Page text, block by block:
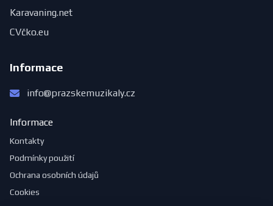
Karavaning.net
CVčko.eu
Informace
info@prazskemuzikaly.cz
Informace
Kontakty
Podmínky použití
Ochrana osobních údajů
Cookies